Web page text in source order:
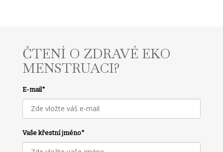
ČTENÍ O ZDRAVÉ EKO
MENSTRUACI?
E-mail*
Vaše křestní jméno*